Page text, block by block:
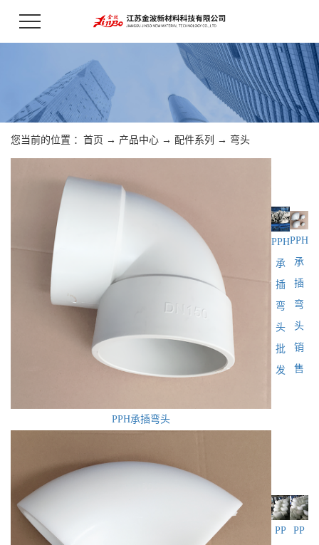
您当前的位置 ： 首页 → 产品中心 → 配件系列 → 弯头
PPH承插弯头
PPH
承
插
弯
头
批
发
PPH
承
插
弯
头
销
售
PP
PP